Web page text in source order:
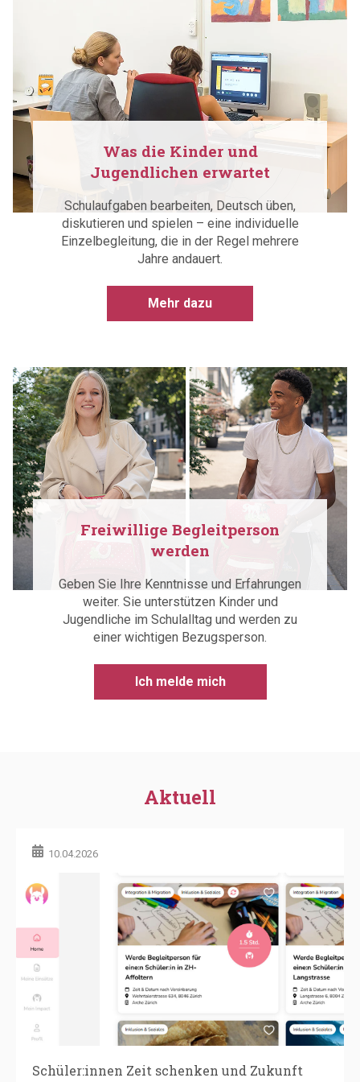
Jugendlichen erwartet
Schulaufgaben bearbeiten, Deutsch üben,
diskutieren und spielen – eine individuelle
Einzelbegleitung, die in der Regel mehrere
Jahre andauert.
Freiwillige Begleitperson
werden
Geben Sie Ihre Kenntnisse und Erfahrungen
weiter. Sie unterstützen Kinder und
Jugendliche im Schulalltag und werden zu
einer wichtigen Bezugsperson.
Aktuell
Schüler:innen Zeit schenken und Zukunft
Es gibt viele Möglichkeiten, sich ehrenamtlich zu
engagieren. Eine besonders...